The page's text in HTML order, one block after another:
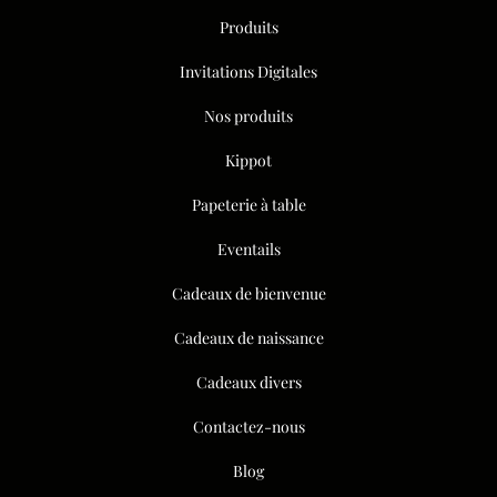
Produits
Invitations Digitales
Nos produits
Kippot
Papeterie à table
Eventails
Cadeaux de bienvenue
Cadeaux de naissance
Cadeaux divers
Contactez-nous
Blog